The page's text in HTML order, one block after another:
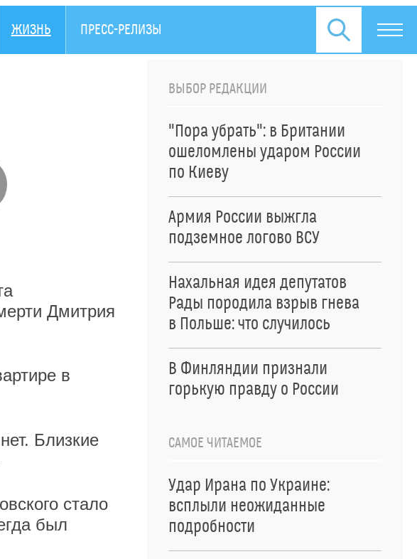
ЖИЗНЬ ПРЕСС-РЕЛИЗЫ
Дмитрия
в
Близкие
стало
был
ВЫБОР РЕДАКЦИИ
"Пора убрать": в Британии
ошеломлены ударом России
по Киеву
Армия России выжгла
подземное логово ВСУ
Нахальная идея депутатов
Рады породила взрыв гнева
в Польше: что случилось
В Финляндии признали
горькую правду о России
САМОЕ ЧИТАЕМОЕ
Удар Ирана по Украине:
всплыли неожиданные
подробности